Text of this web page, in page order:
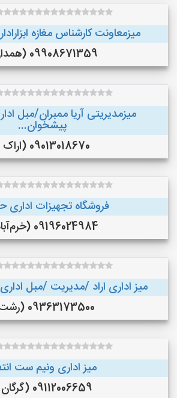
میزمعاونت کارشناس مغازه
09908671359 (همدان)
میزمدیریتی آریا ممبران/مبل
پیشخوان...
09013018670 (اراک )
فروشگاه تجهیزات اداری
09196024984 (خرم‌آباد )
میز اداری اراد /مدیریت /مبل
09363173500 (رشت )
میز اداری ونیم ست
09112006659 (گرگان )